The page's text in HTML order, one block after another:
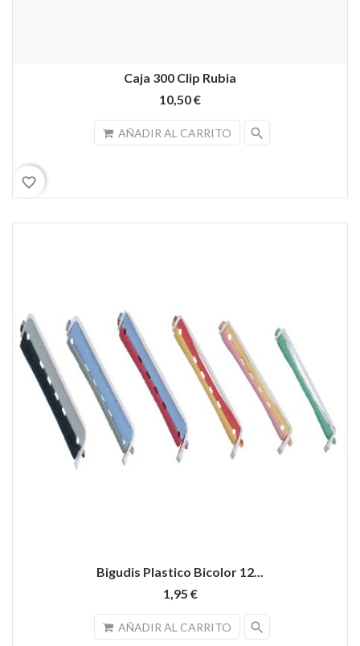
Caja 300 Clip Rubia
10,50 €
AÑADIR AL CARRITO search
favorite_border
Bigudis Plastico Bicolor 12...
1,95 €
AÑADIR AL CARRITO search